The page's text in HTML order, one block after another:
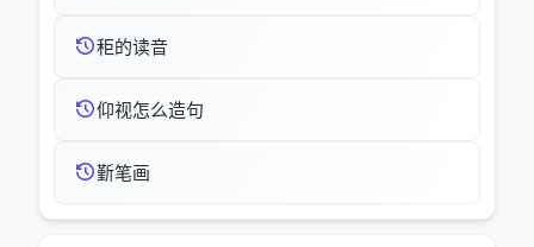
秬的读音
仰视怎么造句
斳笔画